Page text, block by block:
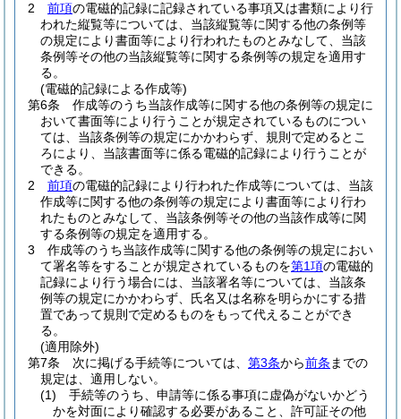
2
前項の電磁的記録に記録されている事項又は書類により行
われた縦覧等については、当該縦覧等に関する他の条例等
の規定により書面等により行われたものとみなして、当該
条例等その他の当該縦覧等に関する条例等の規定を適用す
る。
(電磁的記録による作成等)
第6条
作成等のうち当該作成等に関する他の条例等の規定に
おいて書面等により行うことが規定されているものについ
ては、当該条例等の規定にかかわらず、規則で定めるとこ
ろにより、当該書面等に係る電磁的記録により行うことが
できる。
2
前項の電磁的記録により行われた作成等については、当該
作成等に関する他の条例等の規定により書面等により行わ
れたものとみなして、当該条例等その他の当該作成等に関
する条例等の規定を適用する。
3
作成等のうち当該作成等に関する他の条例等の規定におい
て署名等をすることが規定されているものを第1項の電磁的
記録により行う場合には、当該署名等については、当該条
例等の規定にかかわらず、氏名又は名称を明らかにする措
置であって規則で定めるものをもって代えることができ
る。
(適用除外)
第7条
次に掲げる手続等については、 第3条から前条 までの
規定は、適用しない。
(1)
手続等のうち、申請等に係る事項に虚偽がないかどう
かを対面により確認する必要があること、許可証その他